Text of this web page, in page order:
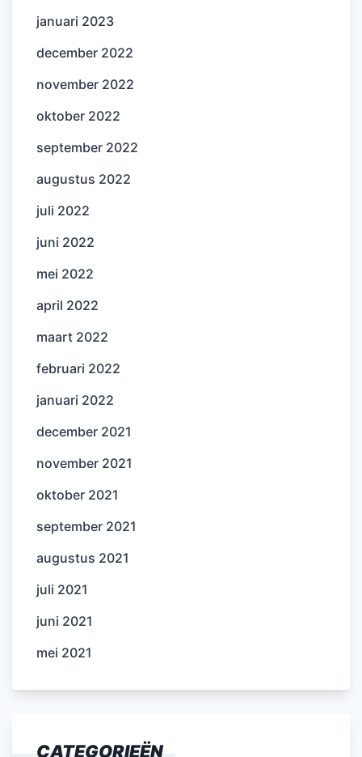
januari 2023
december 2022
november 2022
oktober 2022
september 2022
augustus 2022
juli 2022
juni 2022
mei 2022
april 2022
maart 2022
februari 2022
januari 2022
december 2021
november 2021
oktober 2021
september 2021
augustus 2021
juli 2021
juni 2021
mei 2021
CATEGORIEËN